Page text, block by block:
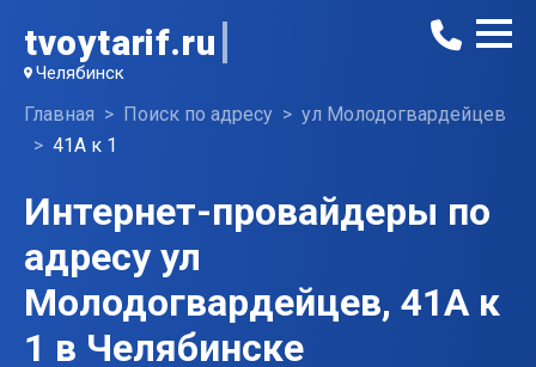
tvoytarif.ru
Челябинск
Главная Поиск по адресу
ул Молодогвардейцев
41А к 1
Интернет-провайдеры по
адресу ул
Молодогвардейцев, 41А к
1 в Челябинске